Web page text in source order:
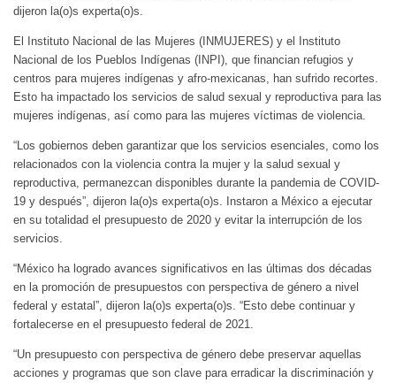
dijeron la(o)s experta(o)s.
El Instituto Nacional de las Mujeres (INMUJERES) y el Instituto
Nacional de los Pueblos Indígenas (INPI), que financian refugios y
centros para mujeres indígenas y afro-mexicanas, han sufrido recortes.
Esto ha impactado los servicios de salud sexual y reproductiva para las
mujeres indígenas, así como para las mujeres víctimas de violencia.
“Los gobiernos deben garantizar que los servicios esenciales, como los
relacionados con la violencia contra la mujer y la salud sexual y
reproductiva, permanezcan disponibles durante la pandemia de COVID-
19 y después”, dijeron la(o)s experta(o)s. Instaron a México a ejecutar
en su totalidad el presupuesto de 2020 y evitar la interrupción de los
servicios.
“México ha logrado avances significativos en las últimas dos décadas
en la promoción de presupuestos con perspectiva de género a nivel
federal y estatal”, dijeron la(o)s experta(o)s. “Esto debe continuar y
fortalecerse en el presupuesto federal de 2021.
“Un presupuesto con perspectiva de género debe preservar aquellas
acciones y programas que son clave para erradicar la discriminación y